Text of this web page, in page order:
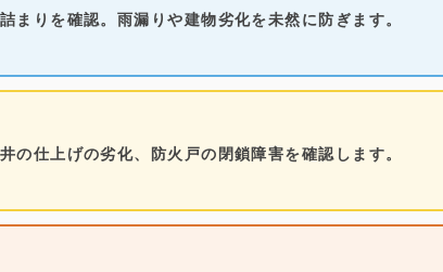
まりを確認。雨漏りや建物劣化を未然に防ぎます。
の仕上げの劣化、防火戸の閉鎖障害を確認します。